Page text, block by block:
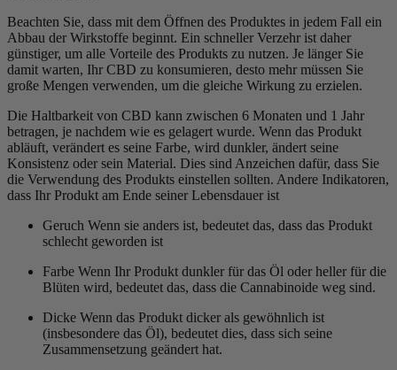
Beachten Sie, dass mit dem Öffnen des Produktes in jedem Fall ein
Abbau der Wirkstoffe beginnt. Ein schneller Verzehr ist daher
günstiger, um alle Vorteile des Produkts zu nutzen. Je länger Sie
damit warten, Ihr CBD zu konsumieren, desto mehr müssen Sie
große Mengen verwenden, um die gleiche Wirkung zu erzielen.
Die Haltbarkeit von CBD kann zwischen 6 Monaten und 1 Jahr
betragen, je nachdem wie es gelagert wurde. Wenn das Produkt
abläuft, verändert es seine Farbe, wird dunkler, ändert seine
Konsistenz oder sein Material. Dies sind Anzeichen dafür, dass Sie
die Verwendung des Produkts einstellen sollten. Andere Indikatoren,
dass Ihr Produkt am Ende seiner Lebensdauer ist
Geruch Wenn sie anders ist, bedeutet das, dass das Produkt
schlecht geworden ist
Farbe Wenn Ihr Produkt dunkler für das Öl oder heller für die
Blüten wird, bedeutet das, dass die Cannabinoide weg sind.
Dicke Wenn das Produkt dicker als gewöhnlich ist
(insbesondere das Öl), bedeutet dies, dass sich seine
Zusammensetzung geändert hat.